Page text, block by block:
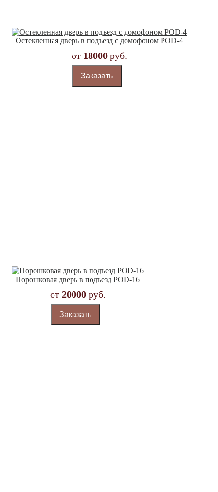
Остекленная дверь в подъезд с домофоном POD-4
от 18000 руб.
Заказать
Порошковая дверь в подъезд POD-16
от 20000руб.
Заказать